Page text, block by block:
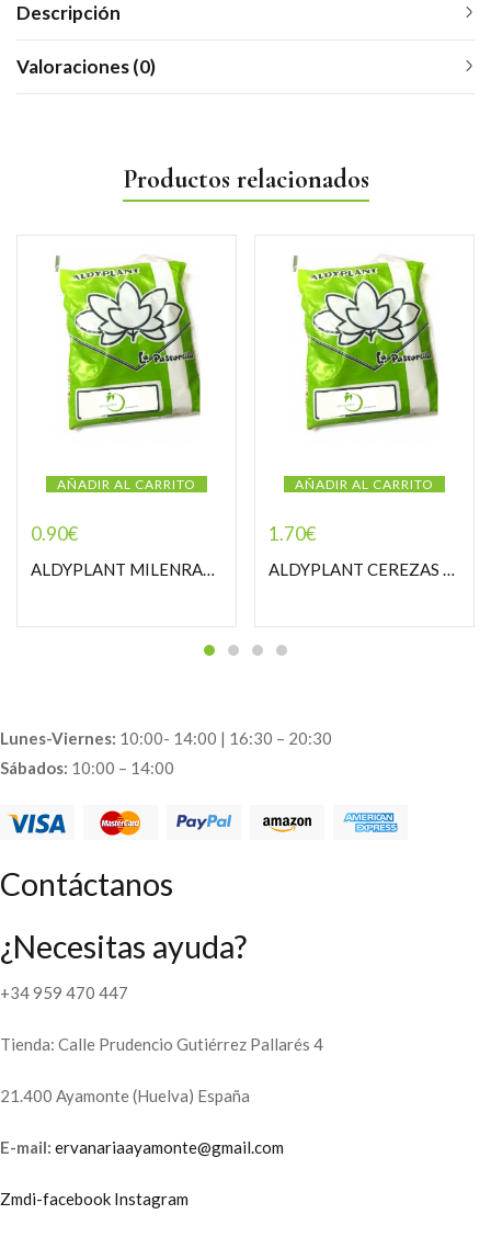
Descripción
Valoraciones (0)
Productos relacionados
AÑADIR AL CARRITO
0.90€
ALDYPLANT MILENRAMA PASTORCILLA
AÑADIR AL CARRITO
1.70€
ALDYPLANT CEREZAS RABOS PASTORCILLA
Lunes-Viernes: 10:00- 14:00 | 16:30 – 20:30
Sábados: 10:00 – 14:00
Contáctanos
¿Necesitas ayuda?
+34 959 470 447
Tienda: Calle Prudencio Gutiérrez Pallarés 4
21.400 Ayamonte (Huelva) España
E-mail: ervanariaayamonte@gmail.com
Zmdi-facebook Instagram